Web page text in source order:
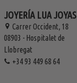
JOYERÍA LUA JOYAS
Carrer Occident, 18
08903 - Hospitalet de
Llobregat
+34 93 449 68 64